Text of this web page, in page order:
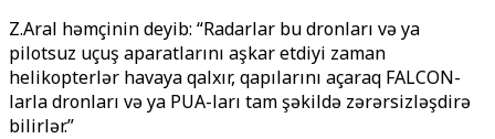
Z.Aral həmçinin deyib: “Radarlar bu dronları və ya
pilotsuz uçuş aparatlarını aşkar etdiyi zaman
helikopterlər havaya qalxır, qapılarını açaraq FALCON-
larla dronları və ya PUA-ları tam şəkildə zərərsizləşdirə
bilirlər.”